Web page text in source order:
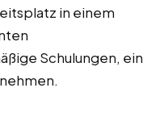
in einem
Schulungen, ein